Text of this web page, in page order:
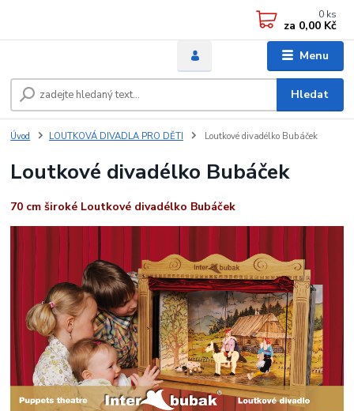
Menu
Hledat
0 ks
za 0,00 Kč
Úvod LOUTKOVÁ DIVADLA PRO DĚTI Loutkové divadélko Bubáček
Loutkové divadélko Bubáček
70 cm široké Loutkové divadélko Bubáček